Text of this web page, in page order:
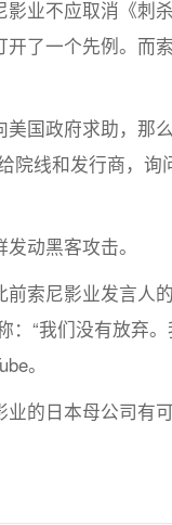
业不应取消《刺
了一个先例。而
政府求助，那么
院线和发行商，询
动黑客攻击。
索尼影业发言人
“我们没有放弃
。
的日本母公司有